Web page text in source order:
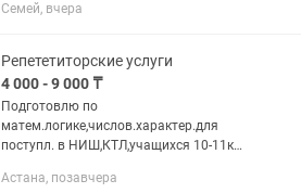
подготовки - Подготовка к ЕНТ
Семей, вчера
Репететиторские услуги
4 000 - 9 000 ₸
Подготовлю по
матем.логике,числов.характер.для
поступл. в НИШ,КТЛ,учащихся 10-11кл.
высшей матем. студентов 1-3 курсов
Астана, позавчера